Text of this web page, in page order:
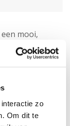
zo
Om dit te
mooi,
alle
het